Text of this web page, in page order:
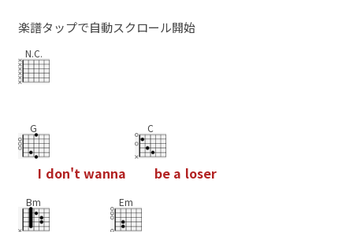
楽譜タップで自動スクロール開始
N.C.
G
I don't wanna
C
be a loser
Bm Em